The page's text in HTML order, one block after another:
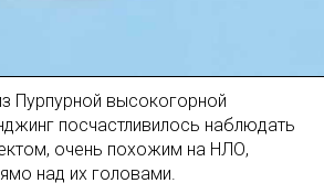
Пурпурной высокогорной
посчастливилось наблюдать
очень похожим на НЛО,
над их головами.